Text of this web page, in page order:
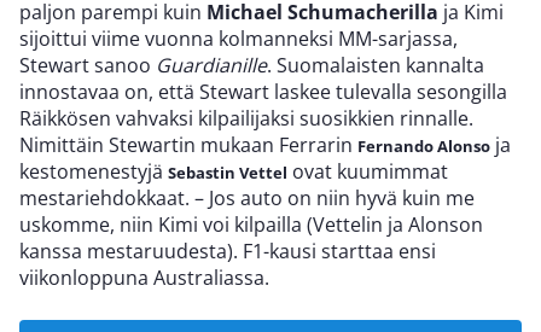
paljon parempi kuin Michael Schumacherilla ja Kimi
sijoittui viime vuonna kolmanneksi MM-sarjassa,
Stewart sanoo Guardianille. Suomalaisten kannalta
innostavaa on, että Stewart laskee tulevalla sesongilla
Räikkösen vahvaksi kilpailijaksi suosikkien rinnalle.
Nimittäin Stewartin mukaan Ferrarin Fernando Alonso ja
kestomenestyjä Sebastin Vettel ovat kuumimmat
mestariehdokkaat. – Jos auto on niin hyvä kuin me
uskomme, niin Kimi voi kilpailla (Vettelin ja Alonson
kanssa mestaruudesta). F1-kausi starttaa ensi
viikonloppuna Australiassa.